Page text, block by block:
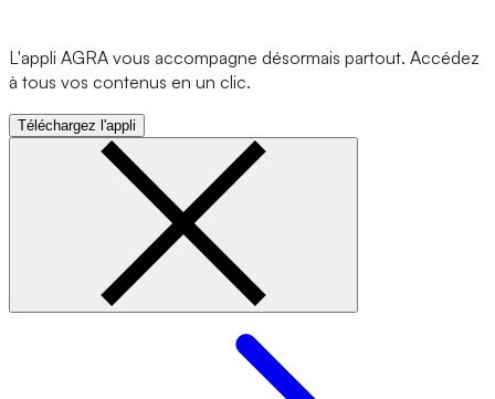
L'appli AGRA vous accompagne désormais partout. Accédez
à tous vos contenus en un clic.
Téléchargez l'appli